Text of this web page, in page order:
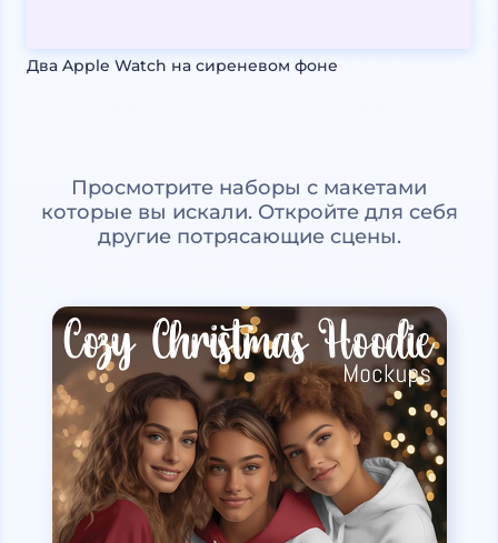
Два Apple Watch на сиреневом фоне
Просмотрите наборы с макетами
которые вы искали. Откройте для себя
другие потрясающие сцены.